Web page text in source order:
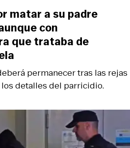
permanecer tras las rejas
detalles del parricidio.
matar a su padre
con
que trataba de